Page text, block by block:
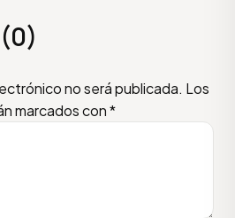
no será publicada. Los
marcados con*